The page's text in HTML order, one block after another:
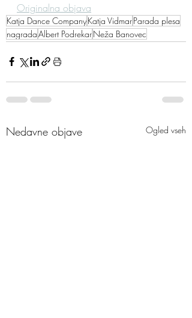
Originalna objava
Katja Dance CompanyKatja VidmarParada plesa
nagradaAlbert PodrekarNeža Banovec
Nedavne objave Ogled vseh